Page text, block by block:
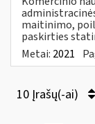
maitinimo,
paskirties
Metai: 2021
10 Įrašų(-ai)